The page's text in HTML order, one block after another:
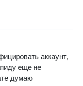
аккаунт,
еще не
думаю